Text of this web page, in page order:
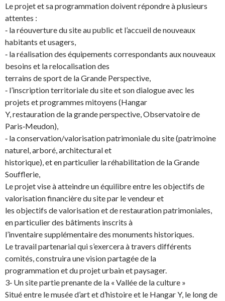
Le projet et sa programmation doivent répondre à plusieurs
attentes :
‐ la réouverture du site au public et l’accueil de nouveaux
habitants et usagers,
‐ la réalisation des équipements correspondants aux nouveaux
besoins et la relocalisation des
terrains de sport de la Grande Perspective,
‐ l’inscription territoriale du site et son dialogue avec les
projets et programmes mitoyens (Hangar
Y, restauration de la grande perspective, Observatoire de
Paris‐Meudon),
‐ la conservation/valorisation patrimoniale du site (patrimoine
naturel, arboré, architectural et
historique), et en particulier la réhabilitation de la Grande
Soufflerie,
Le projet vise à atteindre un équilibre entre les objectifs de
valorisation financière du site par le vendeur et
les objectifs de valorisation et de restauration patrimoniales,
en particulier des bâtiments inscrits à
l’inventaire supplémentaire des monuments historiques.
Le travail partenarial qui s’exercera à travers différents
comités, construira une vision partagée de la
programmation et du projet urbain et paysager.
3‐ Un site partie prenante de la « Vallée de la culture »
Situé entre le musée d’art et d’histoire et le Hangar Y, le long de